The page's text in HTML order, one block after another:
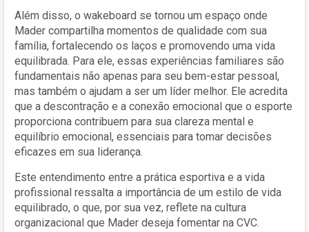
Além disso, o wakeboard se tornou um espaço onde
Mader compartilha momentos de qualidade com sua
família, fortalecendo os laços e promovendo uma vida
equilibrada. Para ele, essas experiências familiares são
fundamentais não apenas para seu bem-estar pessoal,
mas também o ajudam a ser um líder melhor. Ele acredita
que a descontração e a conexão emocional que o esporte
proporciona contribuem para sua clareza mental e
equilíbrio emocional, essenciais para tomar decisões
eficazes em sua liderança.
Este entendimento entre a prática esportiva e a vida
profissional ressalta a importância de um estilo de vida
equilibrado, o que, por sua vez, reflete na cultura
organizacional que Mader deseja fomentar na CVC.